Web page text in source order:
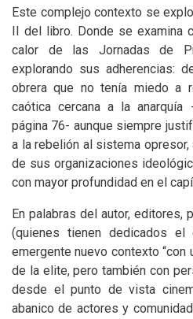
Este complejo contexto se
II del libro. Donde se examina
calor de las Jornadas de
explorando sus adherencias:
obrera que no tenía miedo a
caótica cercana a la
página 76- aunque siempre
a la rebelión al sistema opresor,
de sus organizaciones
con mayor profundidad en el
En palabras del autor, editores,
(quienes tienen dedicados el
emergente nuevo contexto
de la elite, pero también con
desde el punto de vista
abanico de actores y